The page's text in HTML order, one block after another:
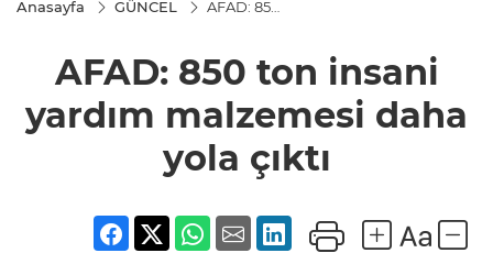
Anasayfa GÜNCEL
AFAD: 850
malzemesi
daha yola
AFAD: 850 ton insani
yardım malzemesi daha
yola çıktı